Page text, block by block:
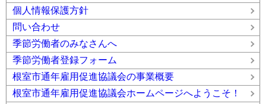
個人情報保護方針
問い合わせ
季節労働者のみなさんへ
季節労働者登録フォーム
根室市通年雇用促進協議会の事業概要
根室市通年雇用促進協議会ホームページへようこそ！